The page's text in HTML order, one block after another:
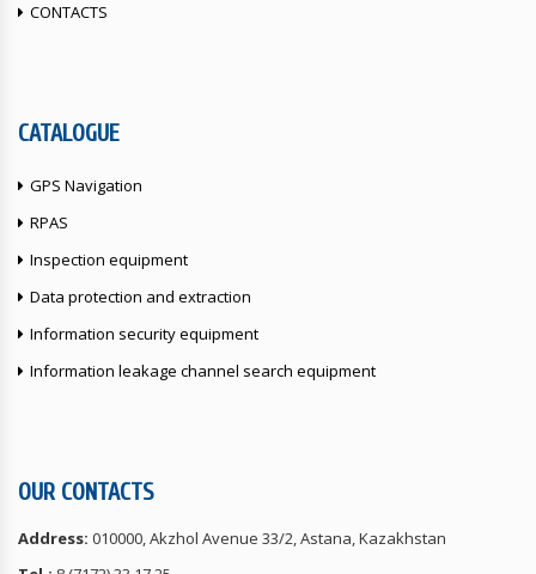
CONTACTS
CATALOGUE
GPS Navigation
RPAS
Inspection equipment
Data protection and extraction
Information security equipment
Information leakage channel search equipment
OUR CONTACTS
Address: 010000, Akzhol Avenue 33/2, Astana, Kazakhstan